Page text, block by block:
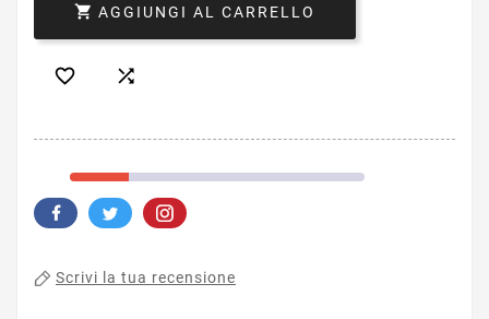
 AGGIUNGI AL CARRELLO
 
Scrivi la tua recensione